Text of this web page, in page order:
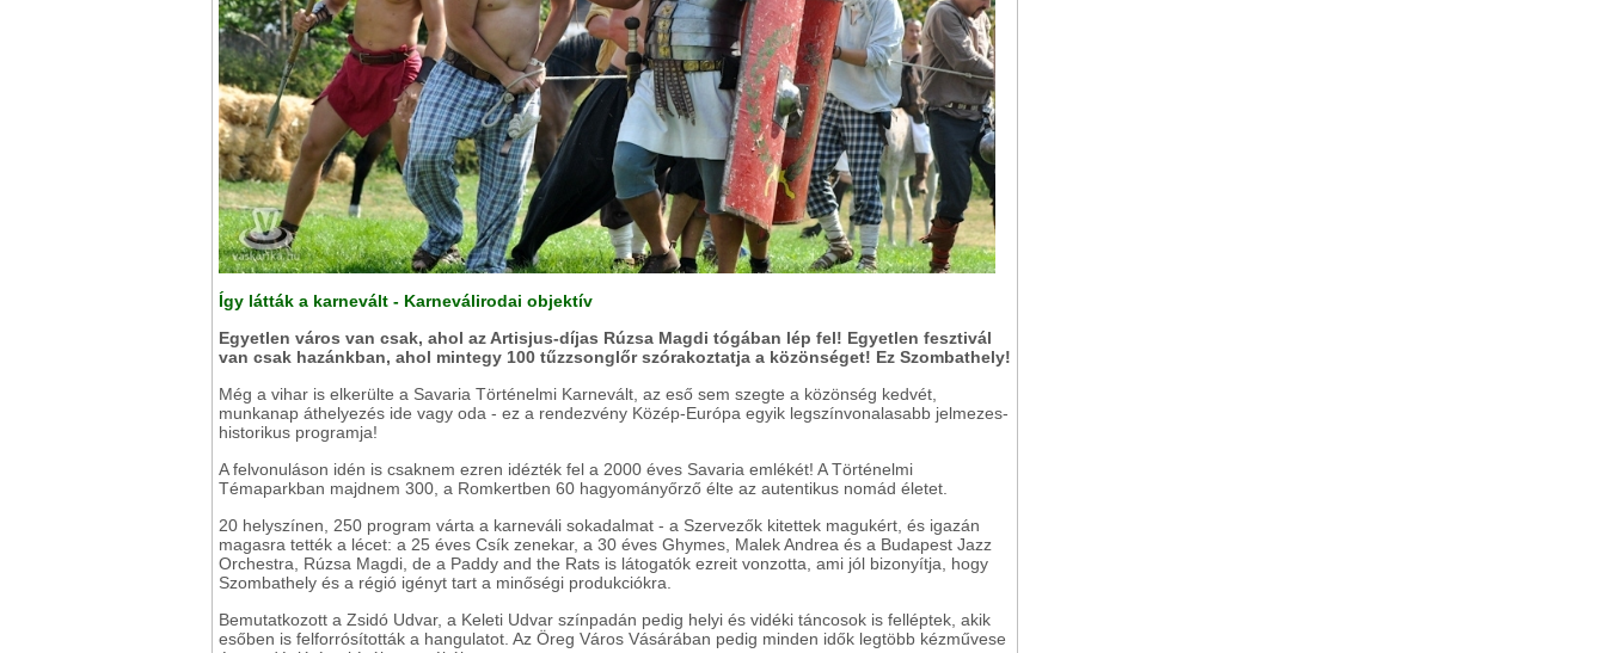
Így látták a karnevált - Karneválirodai objektív
Egyetlen város van csak, ahol az Artisjus-díjas Rúzsa Magdi tógában lép fel! Egyetlen fesztivál
van csak hazánkban, ahol mintegy 100 tűzzsonglőr szórakoztatja a közönséget! Ez Szombathely!
Még a vihar is elkerülte a Savaria Történelmi Karnevált, az eső sem szegte a közönség kedvét,
munkanap áthelyezés ide vagy oda - ez a rendezvény Közép-Európa egyik legszínvonalasabb jelmezes-
historikus programja!
A felvonuláson idén is csaknem ezren idézték fel a 2000 éves Savaria emlékét! A Történelmi
Témaparkban majdnem 300, a Romkertben 60 hagyományőrző élte az autentikus nomád életet.
20 helyszínen, 250 program várta a karneváli sokadalmat - a Szervezők kitettek magukért, és igazán
magasra tették a lécet: a 25 éves Csík zenekar, a 30 éves Ghymes, Malek Andrea és a Budapest Jazz
Orchestra, Rúzsa Magdi, de a Paddy and the Rats is látogatók ezreit vonzotta, ami jól bizonyítja, hogy
Szombathely és a régió igényt tart a minőségi produkciókra.
Bemutatkozott a Zsidó Udvar, a Keleti Udvar színpadán pedig helyi és vidéki táncosok is felléptek, akik
esőben is felforrósították a hangulatot. Az Öreg Város Vásárában pedig minden idők legtöbb kézművese